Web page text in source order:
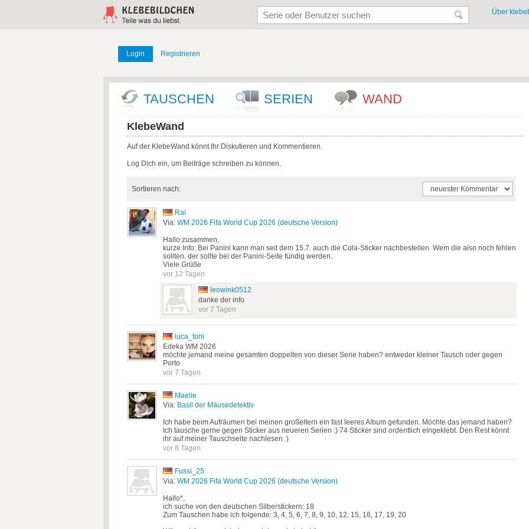
Über
Login Registrieren
TAUSCHEN SERIEN WAND
KlebeWand
Auf der KlebeWand könnt Ihr Diskutieren und Kommentieren.
Log Dich ein, um Beiträge schreiben zu können.
Sortieren nach:
Rai
Via: WM 2026 Fifa World Cup 2026 (deutsche Version)
Hallo zusammen,
kurze Info: Bei Panini kann man seit dem 15.7. auch die Cola-Sticker nachbestellen. Wem die also noch fehlen
sollten, der sollte bei der Panini-Seite fündig werden.
Viele Grüße
vor 12 Tagen
leowink0512
danke der info
vor 7 Tagen
luca_toni
Edeka WM 2026
möchte jemand meine gesamten doppelten von dieser Serie haben? entweder kleiner Tausch oder gegen
Porto
vor 7 Tagen
Maelie
Via: Basil der Mäusedetektiv
Ich habe beim Aufräumen bei meinen großeltern ein fast leeres Album gefunden. Möchte das jemand haben?
Ich tausche gerne gegen Sticker aus neueren Serien :) 74 Sticker sind ordentlich eingeklebt. Den Rest könnt
ihr auf meiner Tauschseite nachlesen :)
vor 8 Tagen
Fussi_25
Via: WM 2026 Fifa World Cup 2026 (deutsche Version)
Hallo*,
ich suche von den deutschen Silberstickern: 18
Zum Tauschen habe ich folgende: 3, 4, 5, 6, 7, 8, 9, 10, 12, 15, 16, 17, 19, 20